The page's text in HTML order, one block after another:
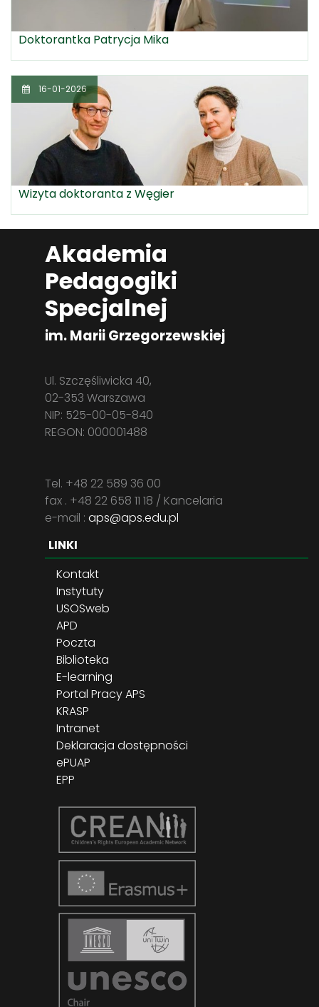
Doktorantka Patrycja Mika
16-01-2026
Wizyta doktoranta z Węgier
Akademia
Pedagogiki
Specjalnej
im. Marii Grzegorzewskiej
Ul. Szczęśliwicka 40,
02-353 Warszawa
NIP: 525-00-05-840
REGON: 000001488
Tel. +48 22 589 36 00
fax . +48 22 658 11 18 / Kancelaria
e-mail : aps@aps.edu.pl
LINKI
Kontakt
Instytuty
USOSweb
APD
Poczta
Biblioteka
E-learning
Portal Pracy APS
KRASP
Intranet
Deklaracja dostępności
ePUAP
EPP